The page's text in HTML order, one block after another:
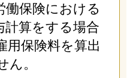
働保険における
計算をする場合
用保険料を算出
ん。